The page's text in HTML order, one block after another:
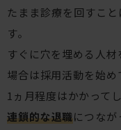
たまま診療を回すこ
す。
すぐに穴を埋める人
場合は採用活動を始
1ヵ月程度はかかって
連鎖的な退職につな